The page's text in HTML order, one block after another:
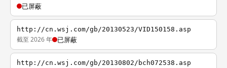
已屏蔽
http://cn.wsj.com/gb/20130523/VID150158.asp
截至 2026 年 已屏蔽
http://cn.wsj.com/gb/20130802/bch072538.asp